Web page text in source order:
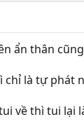
ẩn thân
là tự phát
về thì tui lại